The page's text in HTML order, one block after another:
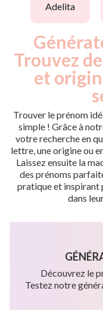
adelita
Trouvez
et
Trouver le prénom
simple ! Grâce à
votre recherche en
lettre, une origine ou
Laissez ensuite la
des prénoms
pratique et inspirant
dans
Découvrez le
Testez notre